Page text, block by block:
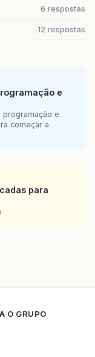
6 respostas
12 respostas
e
programação e
começar a
para
O GRUPO